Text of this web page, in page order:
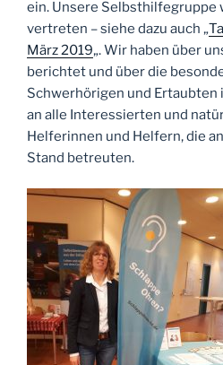
ein. Unsere Selbsthilfegruppe
vertreten – siehe dazu auch „
März 2019„. Wir haben über
berichtet und über die
Schwerhörigen und
an alle Interessierten und
Helferinnen und Helfern, die
Stand betreuten.